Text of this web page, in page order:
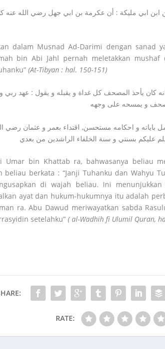
ابن ابي مليكة : أن عكرمة بن ابي جهل رضي الله
dalam Musnad Ad-Darimi dengan sanad
bin Abi Jahl pernah meletakkan
(At-Tibyan : hal. 150-151)
كان يأحذ المصحف كل غداة و يقبله و يقول : عهد ربي
و يمسحه على وجهه
باياته و احكامه مستحسن, اقتداء بعمر و عثمان رضي
عليكم بسنتي و سنة الخلفاء الراشدين من بعدي
Umar bin Khattab ra, bahwasanya beliau
beliau berkata : “Janji Tuhanku dan Wahyu
di wajah beliau. Ini
ayat dan hukum-hukumnya itu adalah
ra. Abu Dawud meriwayatkan sabda
setelahku” ( al-Wadhih fi Ulumil Quran,
RATE: